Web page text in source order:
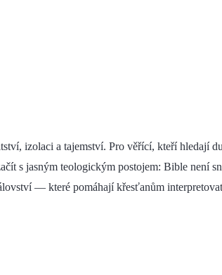
izolaci a tajemství. Pro věřící, kteří hledají
s jasným teologickým postojem: Bible není
— které pomáhají křesťanům